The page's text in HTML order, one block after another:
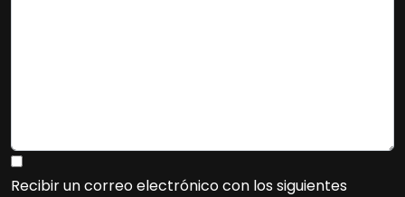
Recibir un correo electrónico con los siguientes